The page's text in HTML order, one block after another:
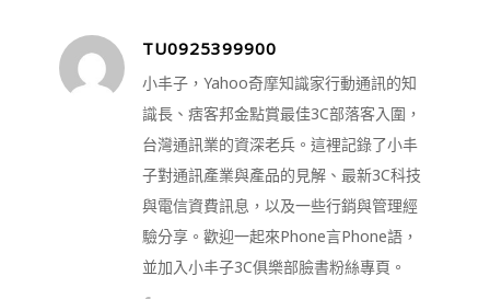
TU0925399900
小丰子，Yahoo奇摩知識家行動通訊的知
識長、痞客邦金點賞最佳3C部落客入圍，
台灣通訊業的資深老兵。這裡記錄了小丰
子對通訊產業與產品的見解、最新3C科技
與電信資費訊息，以及一些行銷與管理經
驗分享。歡迎一起來Phone言Phone語，
並加入小丰子3C俱樂部臉書粉絲專頁。